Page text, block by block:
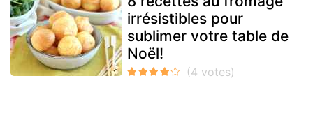
irrésistibles pour
sublimer votre table de
Noël!